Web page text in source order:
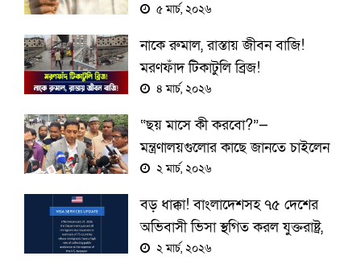
উদ্বোধন
৫ মার্চ, ২০২৬
নাকে রুমাল, রাস্তায় জীবন বাজি!
মরণফাঁদ টিকাটুলি ব্রিজ!
৪ মার্চ, ২০২৬
“ছয় মাসে কী করবো?”—
মন্ত্রণালয়গুলোর কাছে জানতে চাইলেন
প্রধানমন্ত্রী
২ মার্চ, ২০২৬
বড় ধাক্কা! বাংলাদেশসহ ৭৫ দেশের
অভিবাসী ভিসা স্থগিত করল যুক্তরাষ্ট্র,
কার্যকর আজ থেকেই
২ মার্চ, ২০২৬